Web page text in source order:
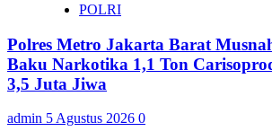
POLRI
Polres Metro Jakarta Barat
Baku Narkotika 1,1 Ton
3,5 Juta Jiwa
admin 5 Agustus 2026 0